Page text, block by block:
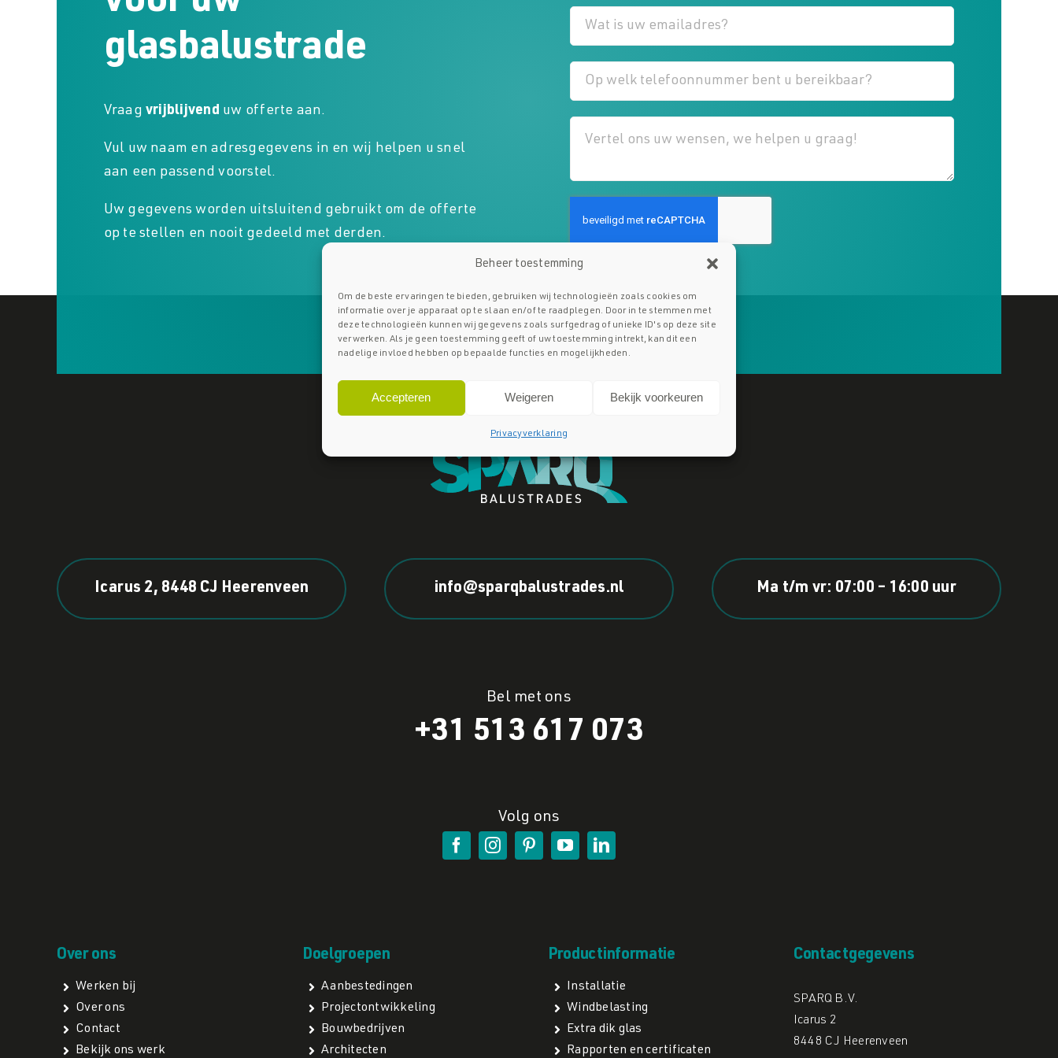
Beheer toestemming
Om de beste ervaringen te bieden, gebruiken wij technologieën zoals cookies om
informatie over je apparaat op te slaan en/of te raadplegen. Door in te stemmen met
deze technologieën kunnen wij gegevens zoals surfgedrag of unieke ID's op deze site
verwerken. Als je geen toestemming geeft of uw toestemming intrekt, kan dit een
nadelige invloed hebben op bepaalde functies en mogelijkheden.
Accepteren Weigeren Bekijk voorkeuren
Privacyverklaring
glasbalustrade
Vraag vrijblijvend uw offerte aan.
Vul uw naam en adresgegevens in en wij helpen u snel
aan een passend voorstel.
Uw gegevens worden uitsluitend gebruikt om de offerte
op te stellen en nooit gedeeld met derden.
Icarus 2, 8448 CJ Heerenveen info@sparqbalustrades.nl Ma t/m vr: 07:00 – 16:00 uur
Bel met ons
+31 513 617 073
Volg ons
Over ons
Werken bij
Over ons
Contact
Bekijk ons werk
Doelgroepen
Aanbestedingen
Projectontwikkeling
Bouwbedrijven
Architecten
Productinformatie
Installatie
Windbelasting
Extra dik glas
Rapporten en certificaten
Contactgegevens
SPARQ B.V.
Icarus 2
8448 CJ Heerenveen